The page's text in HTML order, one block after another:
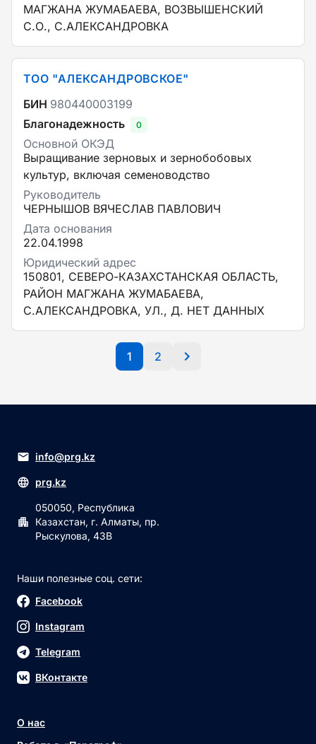
МАГЖАНА ЖУМАБАЕВА, ВОЗВЫШЕНСКИЙ
С.О., С.АЛЕКСАНДРОВКА
ТОО "АЛЕКСАНДРОВСКОЕ"
БИН 980440003199
Благонадежность
0
Основной ОКЭД
Выращивание зерновых и зернобобовых
культур, включая семеноводство
Руководитель
ЧЕРНЫШОВ ВЯЧЕСЛАВ ПАВЛОВИЧ
Дата основания
22.04.1998
Юридический адрес
150801, СЕВЕРО-КАЗАХСТАНСКАЯ ОБЛАСТЬ,
РАЙОН МАГЖАНА ЖУМАБАЕВА,
С.АЛЕКСАНДРОВКА, УЛ., Д. НЕТ ДАННЫХ
1 2
info@prg.kz
prg.kz
050050, Республика
Казахстан, г. Алматы, пр.
Рыскулова, 43В
Наши полезные соц. сети:
Facebook
Instagram
Telegram
ВКонтакте
О нас